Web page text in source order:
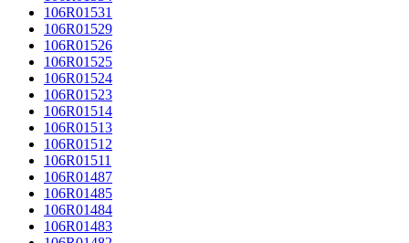
106R01531
106R01529
106R01526
106R01525
106R01524
106R01523
106R01514
106R01513
106R01512
106R01511
106R01487
106R01485
106R01484
106R01483